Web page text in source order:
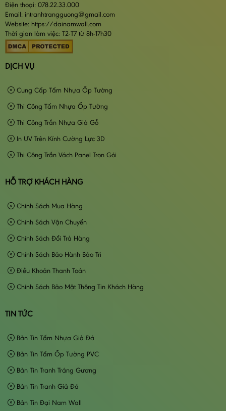
Điện thoại: 078.22.33.000
Email: intranhtrangguong@gmail.com
Website: https://dainamwall.com
Thời gian làm việc: T2-T7 từ 8h-17h30
DỊCH VỤ
Cung Cấp Tấm Nhựa Ốp Tường
Thi Công Tấm Nhựa Ốp Tường
Thi Công Trần Nhựa Giả Gỗ
In UV Trên Kính Cường Lực 3D
Thi Công Trần Vách Panel Trọn Gói
HỖ TRỢ KHÁCH HÀNG
Chính Sách Mua Hàng
Chính Sách Vận Chuyển
Chính Sách Đổi Trả Hàng
Chính Sách Bảo Hành Bảo Trì
Điều Khoản Thanh Toán
Chính Sách Bảo Mật Thông Tin Khách Hàng
TIN TỨC
Bản Tin Tấm Nhựa Giả Đá
Bản Tin Tấm Ốp Tường PVC
Bản Tin Tranh Tráng Gương
Bản Tin Tranh Giả Đá
Bản Tin Đại Nam Wall